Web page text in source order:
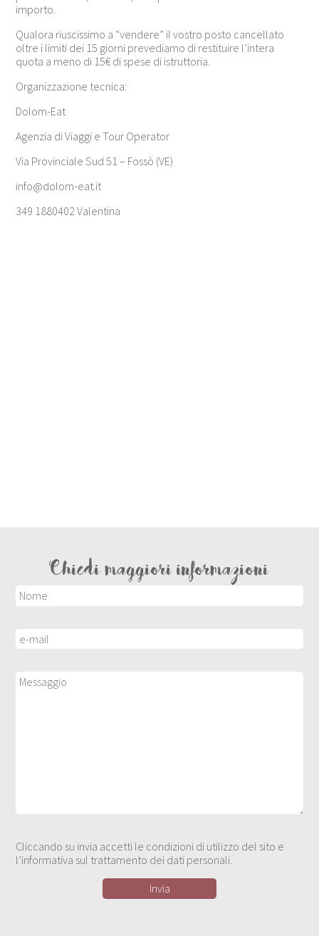
importo.
Qualora riuscissimo a “vendere” il vostro posto cancellato
oltre i limiti dei 15 giorni prevediamo di restituire l’intera
quota a meno di 15€ di spese di istruttoria.
Organizzazione tecnica:
Dolom-Eat
Agenzia di Viaggi e Tour Operator
Via Provinciale Sud 51 – Fossò (VE)
info@dolom-eat.it
349 1880402 Valentina
Chiedi maggiori informazioni
Cliccando su invia accetti le condizioni di utilizzo del sito e
l’informativa sul trattamento dei dati personali.